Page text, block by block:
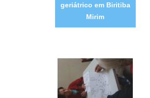
geriátrico em Biritiba
Mirim